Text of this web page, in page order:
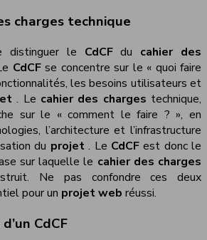
charges technique
distinguer le CdCFdu cahier des
CdCF se concentre sur le « quoi faire
les besoins utilisateurs et
. Le cahier des charges technique,
sur le « comment le faire ? », en
l’architecture et l’infrastructure
du projet. Le CdCFest donc le
sur laquelle le cahier des charges
Ne pas confondre ces deux
pour un projet web réussi.
CdCF